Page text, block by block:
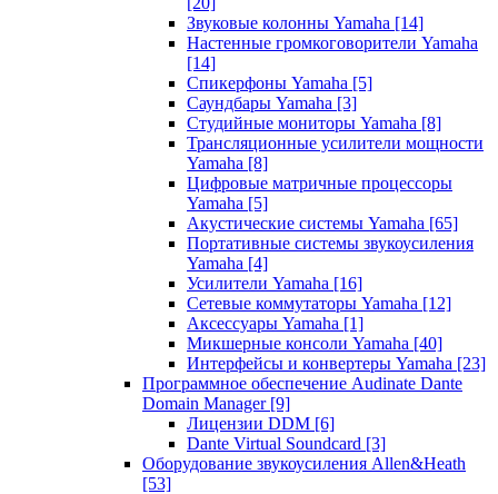
Звуковые колонны Yamaha [14]
Настенные громкоговорители Yamaha
[14]
Спикерфоны Yamaha [5]
Саундбары Yamaha [3]
Студийные мониторы Yamaha [8]
Трансляционные усилители мощности
Yamaha [8]
Цифровые матричные процессоры
Yamaha [5]
Акустические системы Yamaha [65]
Портативные системы звукоусиления
Yamaha [4]
Усилители Yamaha [16]
Сетевые коммутаторы Yamaha [12]
Аксессуары Yamaha [1]
Микшерные консоли Yamaha [40]
Интерфейсы и конвертеры Yamaha [23]
Программное обеспечение Audinate Dante
Domain Manager [9]
Лицензии DDM [6]
Dante Virtual Soundcard [3]
Оборудование звукоусиления Allen&Heath
[53]